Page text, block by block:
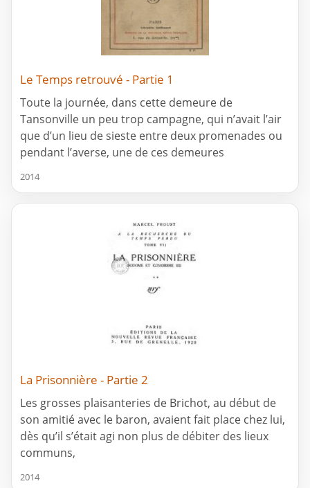
Le Temps retrouvé - Partie 1
Toute la journée, dans cette demeure de
Tansonville un peu trop campagne, qui n’avait l’air
que d’un lieu de sieste entre deux promenades ou
pendant l’averse, une de ces demeures
2014
La Prisonnière - Partie 2
Les grosses plaisanteries de Brichot, au début de
son amitié avec le baron, avaient fait place chez lui,
dès qu’il s’était agi non plus de débiter des lieux
communs,
2014